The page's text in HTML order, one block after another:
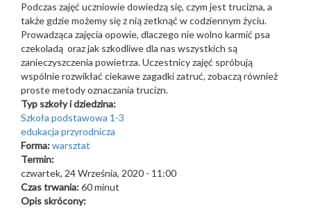
Podczas zajęć uczniowie dowiedzą się, czym jest trucizna, a
także gdzie możemy się z nią zetknąć w codziennym życiu.
Prowadząca zajęcia opowie, dlaczego nie wolno karmić psa
czekoladą oraz jak szkodliwe dla nas wszystkich są
zanieczyszczenia powietrza. Uczestnicy zajęć spróbują
wspólnie rozwikłać ciekawe zagadki zatruć, zobaczą również
proste metody oznaczania trucizn.
Typ szkoły i dziedzina:
Szkoła podstawowa 1-3
edukacja przyrodnicza
Forma:warsztat
Termin:
czwartek, 24 Września, 2020 - 11:00
Czas trwania:60 minut
Opis skrócony: